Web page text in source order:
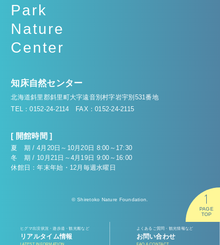
Park
Nature
Center
知床自然センター
北海道斜里郡斜里町大字遠音別村字岩宇別531番地
TEL：0152-24-2114 FAX：0152-24-2115
[ 開館時間 ]
夏 期 / 4月20日～10月20日 8:00～17:30
冬 期 / 10月21日～4月19日 9:00～16:00
休館日：年末年始・12月毎週水曜日
© Shiretoko Nature Foundation.
ヒグマ出没状況・遊歩道・観光船など
リアルタイム情報
よくあるご質問・観光情報など
お問い合わせ
PAGE
TOP